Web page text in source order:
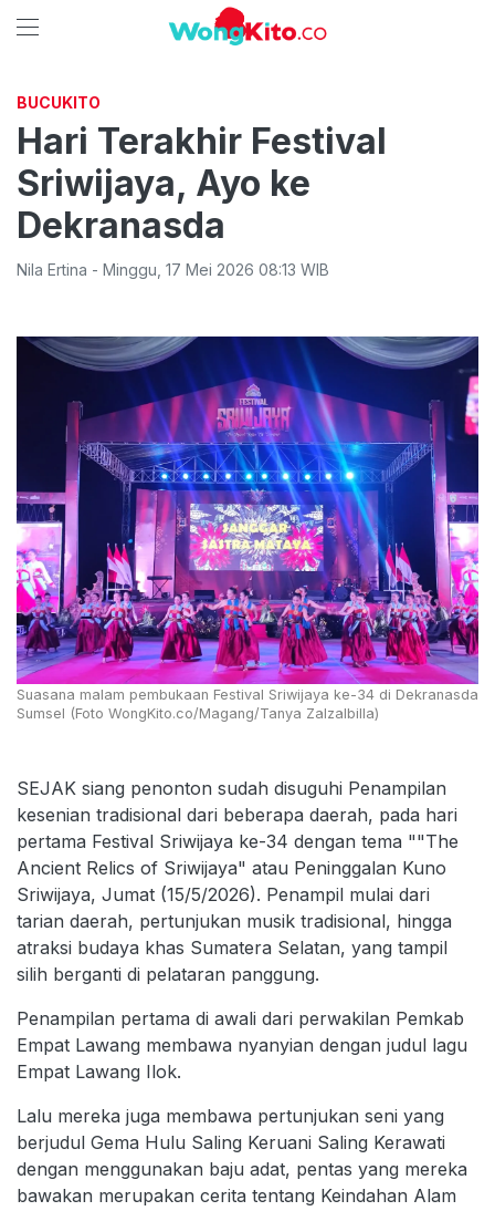
BUCUKITO
Hari Terakhir Festival
Sriwijaya, Ayo ke
Dekranasda
Nila Ertina - Minggu 17 Mei 2026 08:13 WIB
Suasana malam pembukaan Festival Sriwijaya ke-34 di Dekranasda
Sumsel (Foto WongKito.co/Magang/Tanya Zalzalbilla)
SEJAK siang penonton sudah disuguhi Penampilan
kesenian tradisional dari beberapa daerah, pada hari
pertama Festival Sriwijaya ke-34 dengan tema ""The
Ancient Relics of Sriwijaya" atau Peninggalan Kuno
Sriwijaya, Jumat (15/5/2026). Penampil mulai dari
tarian daerah, pertunjukan musik tradisional, hingga
atraksi budaya khas Sumatera Selatan, yang tampil
silih berganti di pelataran panggung.
Penampilan pertama di awali dari perwakilan Pemkab
Empat Lawang membawa nyanyian dengan judul lagu
Empat Lawang Ilok.
Lalu mereka juga membawa pertunjukan seni yang
berjudul Gema Hulu Saling Keruani Saling Kerawati
dengan menggunakan baju adat, pentas yang mereka
bawakan merupakan cerita tentang Keindahan Alam